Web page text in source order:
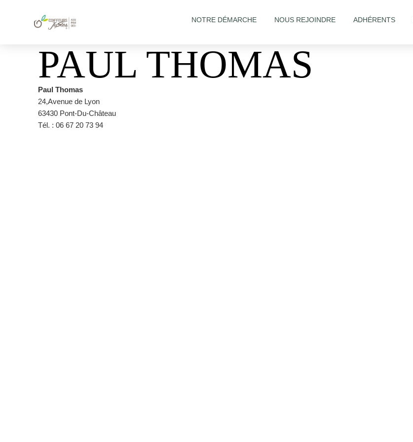
NOTRE DÉMARCHE NOUS REJOINDRE ADHÉRENTS
PAUL THOMAS
Paul Thomas
24,Avenue de Lyon
63430 Pont-Du-Château
Tél. : 06 67 20 73 94